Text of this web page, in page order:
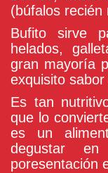
(búfalos recién
Bufito sirve
helados,
gran mayoría
exquisito
Es tan
que lo
es un
degustar
poresentación